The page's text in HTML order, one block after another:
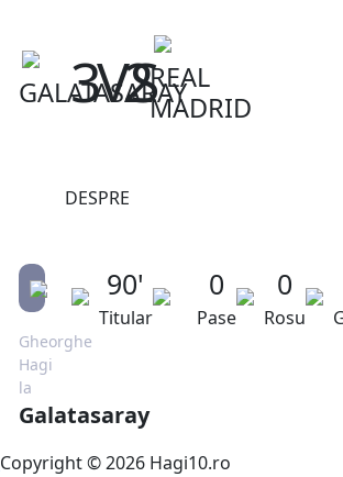
GALATASARAY
3VS
2REAL
MADRID
DESPRE
Gheorghe
Hagi
la
Galatasaray
90'
Titular
0
Pase
0
Rosu
Copyright © 2026 Hagi10.ro